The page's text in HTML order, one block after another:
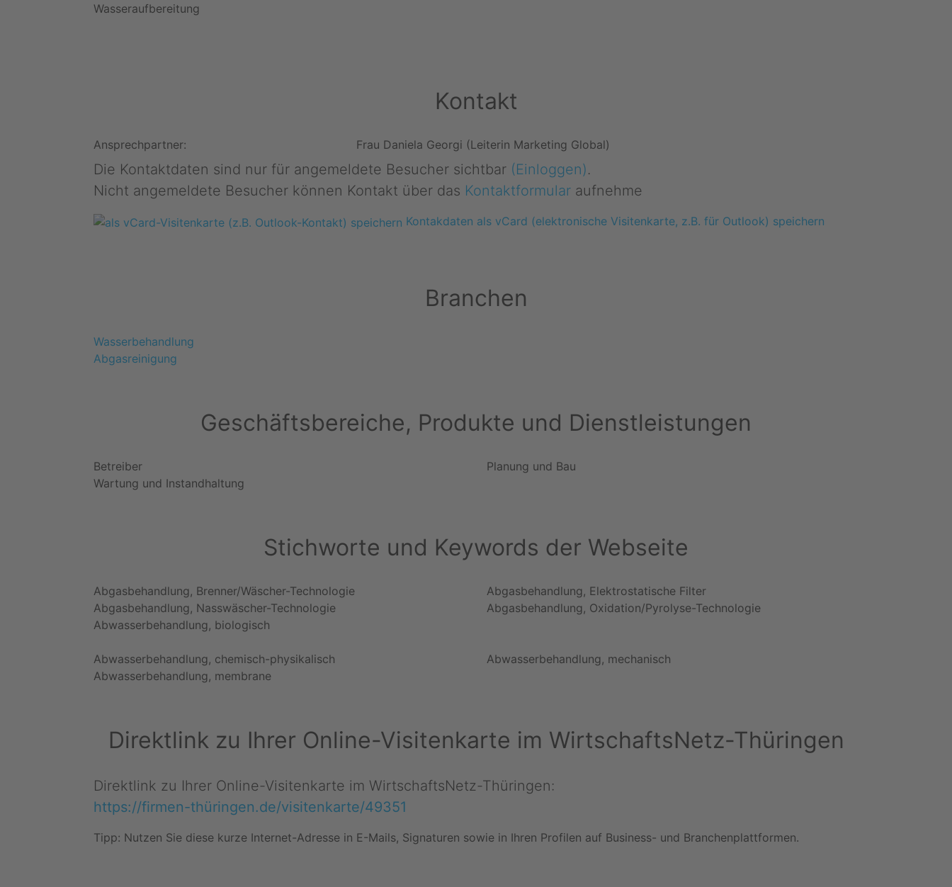
Wasseraufbereitung
Kontakt
Ansprechpartner: Frau Daniela Georgi (Leiterin Marketing Global)
Die Kontaktdaten sind nur für angemeldete Besucher sichtbar (Einloggen).
Nicht angemeldete Besucher können Kontakt über das Kontaktformular aufnehme
Kontakdaten als vCard (elektronische Visitenkarte, z.B. für Outlook) speichern
Branchen
Wasserbehandlung
Abgasreinigung
Geschäftsbereiche, Produkte und Dienstleistungen
Betreiber
Planung und Bau
Wartung und Instandhaltung
Stichworte und Keywords der Webseite
Abgasbehandlung, Brenner/Wäscher-Technologie
Abgasbehandlung, Elektrostatische Filter
Abgasbehandlung, Nasswäscher-Technologie
Abgasbehandlung, Oxidation/Pyrolyse-Technologie
Abwasserbehandlung, biologisch
Abwasserbehandlung, chemisch-physikalisch
Abwasserbehandlung, mechanisch
Abwasserbehandlung, membrane
Direktlink zu Ihrer Online-Visitenkarte im WirtschaftsNetz-Thüringen
Direktlink zu Ihrer Online-Visitenkarte im WirtschaftsNetz-Thüringen:
https://firmen-thüringen.de/visitenkarte/49351
Tipp: Nutzen Sie diese kurze Internet-Adresse in E-Mails, Signaturen sowie in Ihren Profilen auf Business- und Branchenplattformen.